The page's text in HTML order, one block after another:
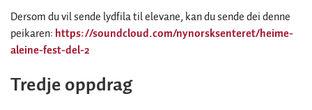
Dersom du vil sende lydfila til elevane, kan du sende dei denne
peikaren: https://soundcloud.com/nynorsksenteret/heime-
aleine-fest-del-2
Tredje oppdrag